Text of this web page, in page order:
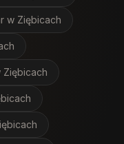
w Ziębicach
Ziębicach